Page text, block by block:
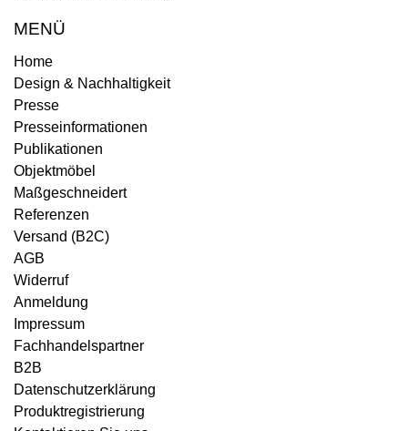
MENÜ
Home
Design & Nachhaltigkeit
Presse
Presseinformationen
Publikationen
Objektmöbel
Maßgeschneidert
Referenzen
Versand (B2C)
AGB
Widerruf
Anmeldung
Impressum
Fachhandelspartner
B2B
Datenschutzerklärung
Produktregistrierung